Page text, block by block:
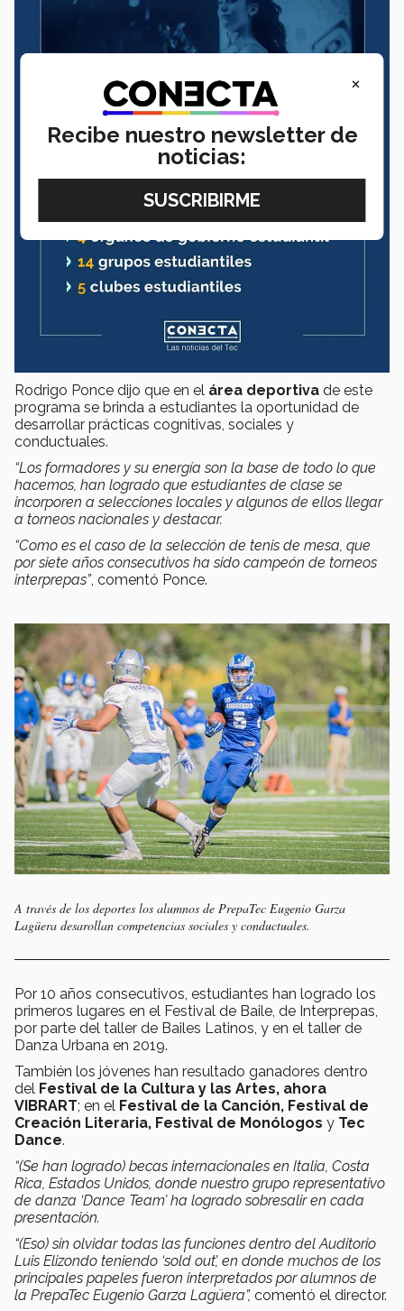
Rodrigo Ponce dijo que en el área deportiva de este
programa se brinda a estudiantes la oportunidad de
desarrollar prácticas cognitivas, sociales y
conductuales.
“Los formadores y su energía son la base de todo lo que
hacemos, han logrado que estudiantes de clase se
incorporen a selecciones locales y algunos de ellos llegar
a torneos nacionales y destacar.
“Como es el caso de la selección de tenis de mesa, que
por siete años consecutivos ha sido campeón de torneos
interprepas”, comentó Ponce.
A través de los deportes los alumnos de PrepaTec Eugenio Garza
Lagüera desarollan competencias sociales y conductuales.
Por 10 años consecutivos, estudiantes han logrado los
primeros lugares en el Festival de Baile, de Interprepas,
por parte del taller de Bailes Latinos, y en el taller de
Danza Urbana en 2019.
También los jóvenes han resultado ganadores dentro
del Festival de la Cultura y las Artes, ahora
VIBRART; en el Festival de la Canción, Festival de
Creación Literaria, Festival de Monólogos y Tec
Dance.
“(Se han logrado) becas internacionales en Italia, Costa
Rica, Estados Unidos, donde nuestro grupo representativo
de danza ‘Dance Team’ ha logrado sobresalir en cada
presentación.
“(Eso) sin olvidar todas las funciones dentro del Auditorio
Luis Elizondo teniendo ‘sold out’, en donde muchos de los
principales papeles fueron interpretados por alumnos de
la PrepaTec Eugenio Garza Lagüera”, comentó el director.
×
Recibe nuestro newsletter de
noticias: